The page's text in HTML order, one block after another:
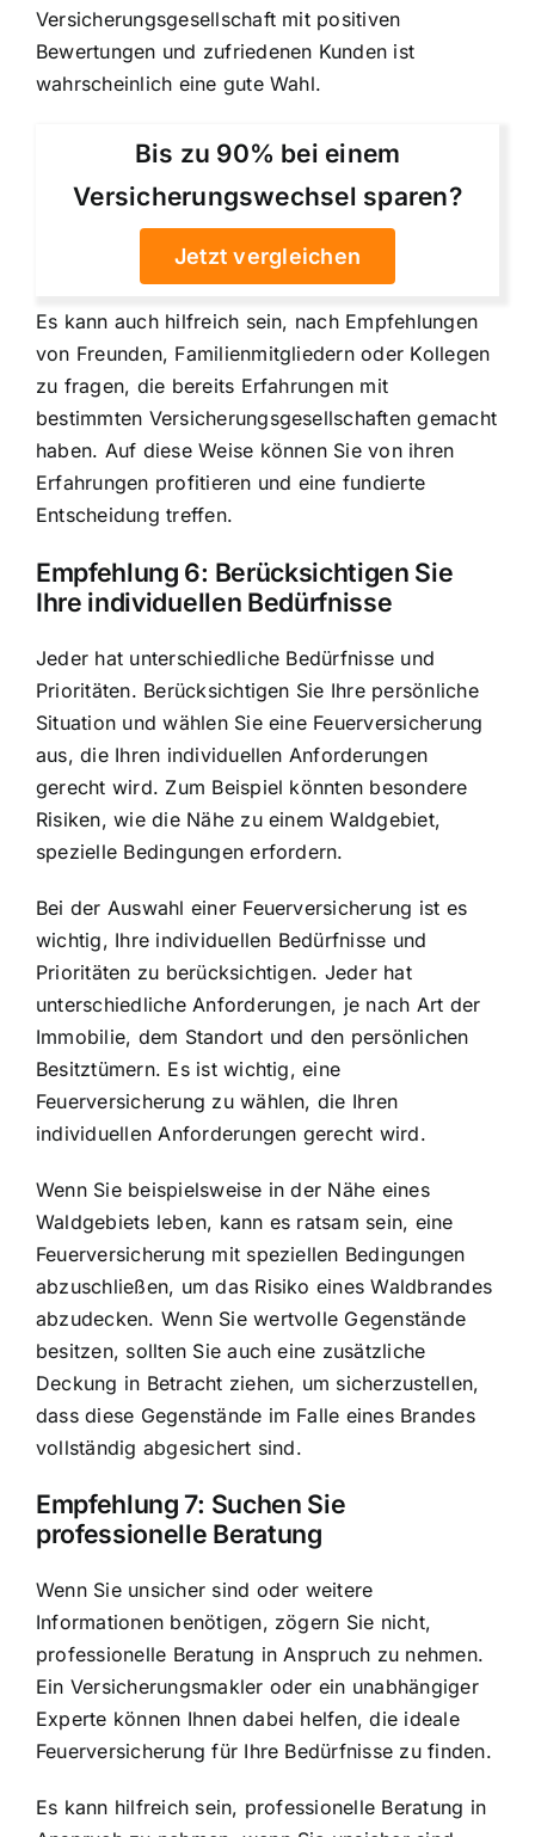
Versicherungsgesellschaft mit positiven
Bewertungen und zufriedenen Kunden ist
wahrscheinlich eine gute Wahl.
Bis zu 90% bei einem
Versicherungswechsel sparen?
Jetzt vergleichen
Es kann auch hilfreich sein, nach Empfehlungen
von Freunden, Familienmitgliedern oder Kollegen
zu fragen, die bereits Erfahrungen mit
bestimmten Versicherungsgesellschaften gemacht
haben. Auf diese Weise können Sie von ihren
Erfahrungen profitieren und eine fundierte
Entscheidung treffen.
Empfehlung 6: Berücksichtigen Sie
Ihre individuellen Bedürfnisse
Jeder hat unterschiedliche Bedürfnisse und
Prioritäten. Berücksichtigen Sie Ihre persönliche
Situation und wählen Sie eine Feuerversicherung
aus, die Ihren individuellen Anforderungen
gerecht wird. Zum Beispiel könnten besondere
Risiken, wie die Nähe zu einem Waldgebiet,
spezielle Bedingungen erfordern.
Bei der Auswahl einer Feuerversicherung ist es
wichtig, Ihre individuellen Bedürfnisse und
Prioritäten zu berücksichtigen. Jeder hat
unterschiedliche Anforderungen, je nach Art der
Immobilie, dem Standort und den persönlichen
Besitztümern. Es ist wichtig, eine
Feuerversicherung zu wählen, die Ihren
individuellen Anforderungen gerecht wird.
Wenn Sie beispielsweise in der Nähe eines
Waldgebiets leben, kann es ratsam sein, eine
Feuerversicherung mit speziellen Bedingungen
abzuschließen, um das Risiko eines Waldbrandes
abzudecken. Wenn Sie wertvolle Gegenstände
besitzen, sollten Sie auch eine zusätzliche
Deckung in Betracht ziehen, um sicherzustellen,
dass diese Gegenstände im Falle eines Brandes
vollständig abgesichert sind.
Empfehlung 7: Suchen Sie
professionelle Beratung
Wenn Sie unsicher sind oder weitere
Informationen benötigen, zögern Sie nicht,
professionelle Beratung in Anspruch zu nehmen.
Ein Versicherungsmakler oder ein unabhängiger
Experte können Ihnen dabei helfen, die ideale
Feuerversicherung für Ihre Bedürfnisse zu finden.
Es kann hilfreich sein, professionelle Beratung in